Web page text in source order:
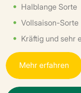
Halblange Sorte
Vollsaison-Sorte
Kräftig und sehr
Mehrerfahren